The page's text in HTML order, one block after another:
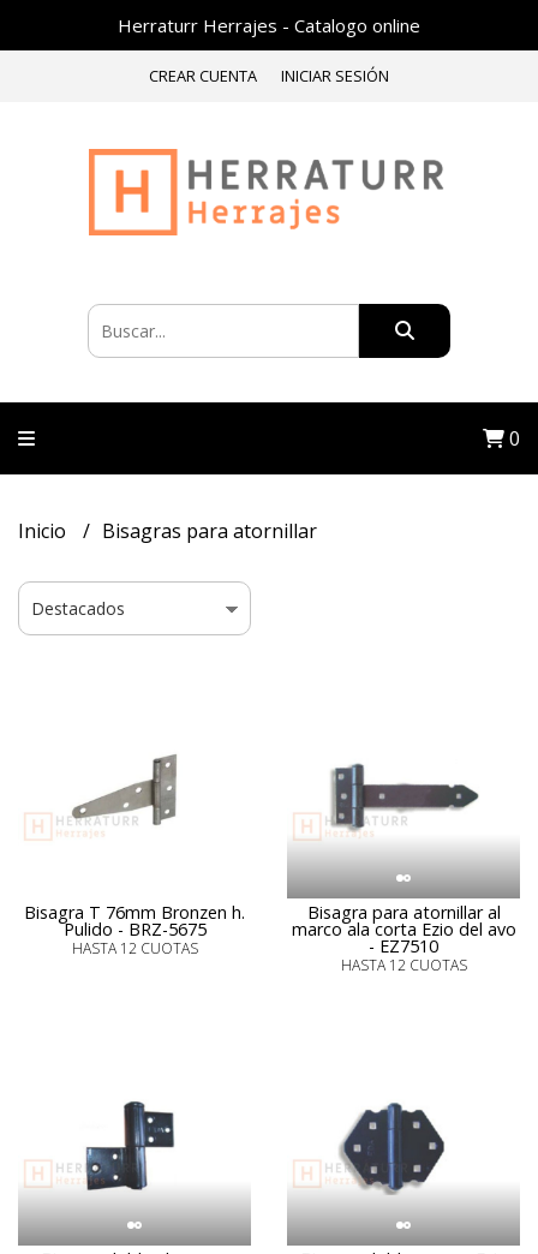
Herraturr Herrajes - Catalogo online
CREAR CUENTA INICIAR SESIÓN
0
Inicio Bisagras para atornillar
Bisagra T 76mm Bronzen h.
Pulido - BRZ-5675
HASTA 12 CUOTAS
Bisagra para atornillar al
marco ala corta Ezio del avo
- EZ7510
HASTA 12 CUOTAS